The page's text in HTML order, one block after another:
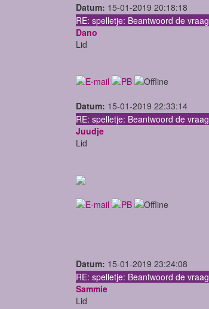
Datum: 15-01-2019 20:18:18
RE: spelletje: Beantwoord de vraag
Dano
Lid
Datum: 15-01-2019 22:33:14
RE: spelletje: Beantwoord de vraag
Juudje
Lid
Datum: 15-01-2019 23:24:08
RE: spelletje: Beantwoord de vraag
Sammie
Lid